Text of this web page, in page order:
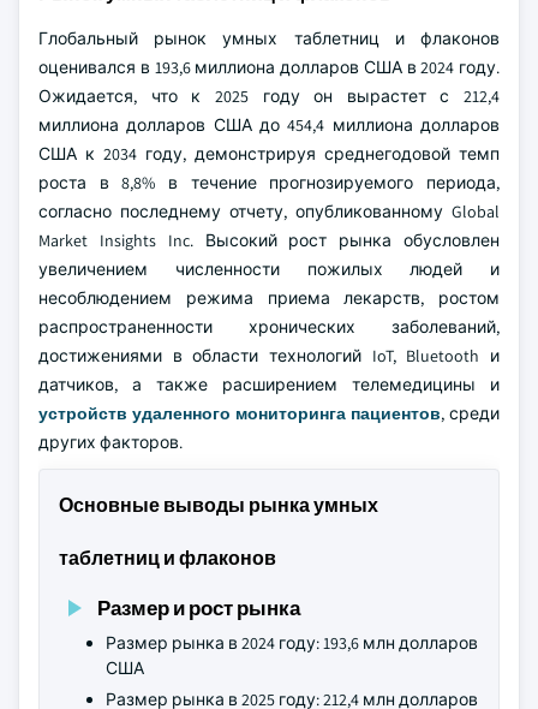
Глобальный рынок умных таблетниц и флаконов
оценивался в 193,6 миллиона долларов США в 2024 году.
Ожидается, что к 2025 году он вырастет с 212,4
миллиона долларов США до 454,4 миллиона долларов
США к 2034 году, демонстрируя среднегодовой темп
роста в 8,8% в течение прогнозируемого периода,
согласно последнему отчету, опубликованному Global
Market Insights Inc. Высокий рост рынка обусловлен
увеличением численности пожилых людей и
несоблюдением режима приема лекарств, ростом
распространенности хронических заболеваний,
достижениями в области технологий IoT, Bluetooth и
датчиков, а также расширением телемедицины и
устройств удаленного мониторинга пациентов, среди
других факторов.
Основные выводы рынка умных
таблетниц и флаконов
Размер и рост рынка
Размер рынка в 2024 году: 193,6 млн долларов
США
Размер рынка в 2025 году: 212,4 млн долларов